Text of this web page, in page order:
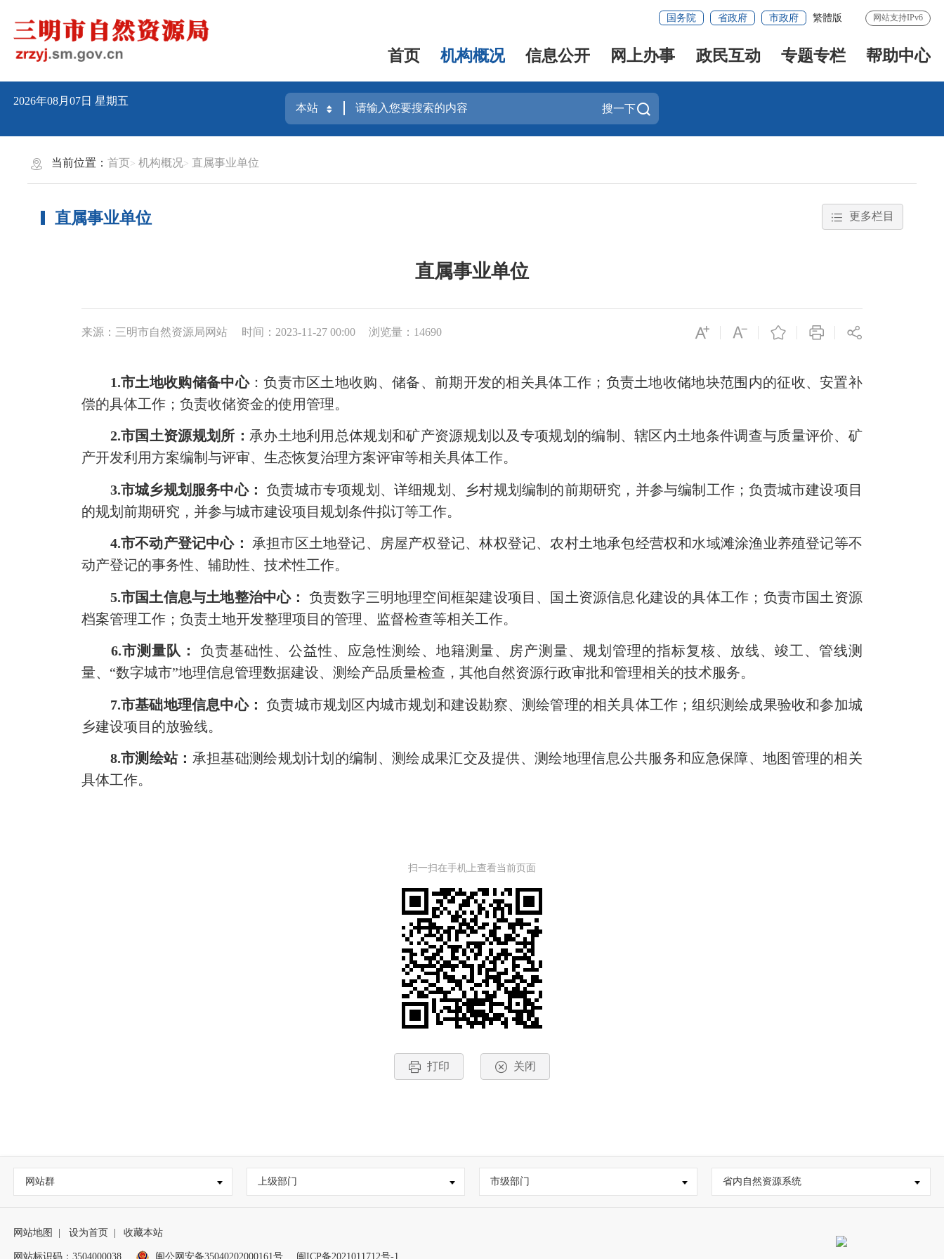
国务院 省政府 市政府 繁體版 网站支持IPv6
首页 机构概况 信息公开 网上办事 政民互动 专题专栏 帮助中心
2026年08月07日星期五
搜一下
当前位置：首页 机构概况 直属事业单位
直属事业单位 更多栏目
直属事业单位
来源：三明市自然资源局网站 时间：2023-11-27 00:00 浏览量：14690
1.市土地收购储备中心：负责市区土地收购、储备、前期开发的相关具体工作；负责土地收储地块范围内的征收、安置补
偿的具体工作；负责收储资金的使用管理。
2.市国土资源规划所： 承办土地利用总体规划和矿产资源规划以及专项规划的编制、辖区内土地条件调查与质量评价、矿
产开发利用方案编制与评审、生态恢复治理方案评审等相关具体工作。
3.市城乡规划服务中心： 负责城市专项规划、详细规划、乡村规划编制的前期研究，并参与编制工作；负责城市建设项目
的规划前期研究，并参与城市建设项目规划条件拟订等工作。
4.市不动产登记中心：
承担市区土地登记、房屋产权登记、林权登记、农村土地承包经营权和水域滩涂渔业养殖登记等不
动产登记的事务性、辅助性、技术性工作。
5.市国土信息与土地整治中心：
负责数字三明地理空间框架建设项目、国土资源信息化建设的具体工作；负责市国土资源
档案管理工作；负责土地开发整理项目的管理、监督检查等相关工作。
6.市测量队：
负责基础性、公益性、应急性测绘、地籍测量、房产测量、规划管理的指标复核、放线、竣工、管线测
量、“数字城市”地理信息管理数据建设、测绘产品质量检查，其他自然资源行政审批和管理相关的技术服务。
7.市基础地理信息中心：负责城市规划区内城市规划和建设勘察、测绘管理的相关具体工作；组织测绘成果验收和参加城
乡建设项目的放验线。
8.市测绘站： 承担基础测绘规划计划的编制、测绘成果汇交及提供、测绘地理信息公共服务和应急保障、地图管理的相关
具体工作。
扫一扫在手机上查看当前页面
打印 关闭
网站群 上级部门 市级部门 省内自然资源系统
网站地图 设为首页 收藏本站
网站标识码：3504000038 闽公网安备35040202000161号 闽ICP备2021011712号-1